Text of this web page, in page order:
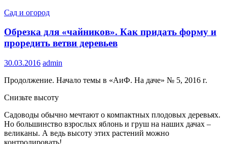
Сад и огород
Обрезка для «чайников». Как придать форму и
проредить ветви деревьев
30.03.2016 admin
Продолжение. Начало темы в «АиФ. На даче» № 5, 2016 г.
Снизьте высоту
Садоводы обычно мечтают о компактных плодовых деревьях.
Но большинство взрослых яблонь и груш на наших дачах –
великаны. А ведь высоту этих растений можно
контролировать!